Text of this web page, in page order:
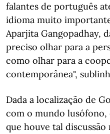
falantes de português
idioma muito
Aparjita Gangopadhay,
preciso olhar para a
como olhar para a
contemporânea",
Dada a localização de
com o mundo lusófono,
que houve tal